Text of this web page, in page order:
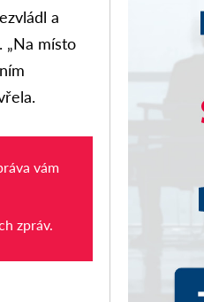
a
„Na místo
vám
zpráv.